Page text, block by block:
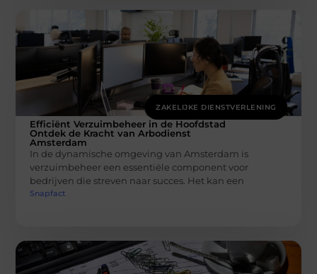
ZAKELIJKE DIENSTVERLENING
Efficiënt Verzuimbeheer in de Hoofdstad
Ontdek de Kracht van Arbodienst
Amsterdam
In de dynamische omgeving van Amsterdam is
verzuimbeheer een essentiële component voor
bedrijven die streven naar succes. Het kan een
Snapfact